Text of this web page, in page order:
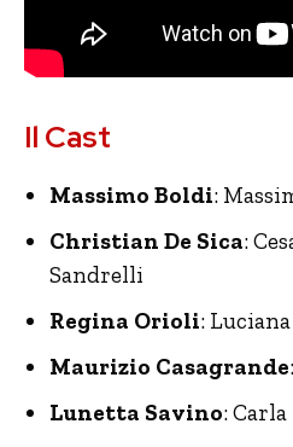
Il Cast
Massimo Boldi:
Christian De Sica:
Sandrelli
Regina Orioli:
Maurizio Casagrande
Lunetta Savino: Carla